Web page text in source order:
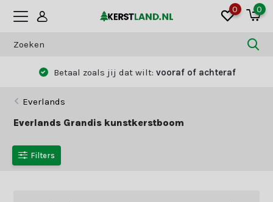
0 0
Betaal zoals jij dat wilt: vooraf of achteraf
Everlands
Everlands Grandis kunstkerstboom
Filters